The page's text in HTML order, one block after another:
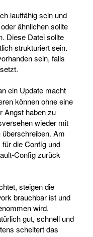
lauffähig sein und
ähnlichen sollte
Diese Datei sollte
strukturiert sein.
sein, falls
ein Update macht
können ohne eine
Angst haben zu
wieder mit
Am
die Config und
Config zurück
steigen die
brauchbar ist und
wird.
gut, schnell und
scheitert das